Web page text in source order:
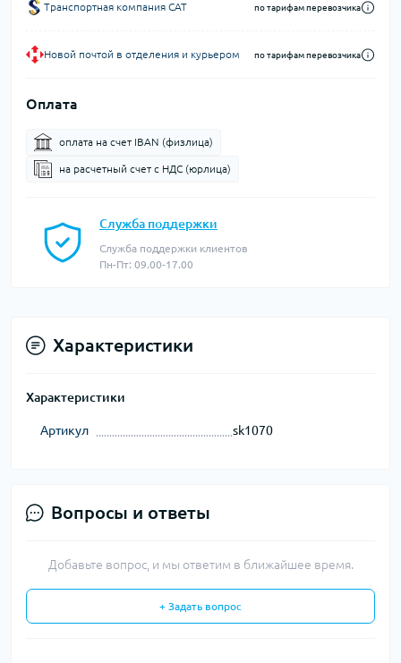
Транспортная компания CAT по тарифам перевозчика
Новой почтой в отделения и курьером по тарифам перевозчика
Оплата
оплата на счет IBAN (физлица)
на расчетный счет c НДС (юрлица)
Служба поддержки
Служба поддержки клиентов
Пн-Пт: 09.00-17.00
Характеристики
Характеристики
Артикул sk1070
Вопросы и ответы
Добавьте вопрос, и мы ответим в ближайшее время.
+ Задать вопрос